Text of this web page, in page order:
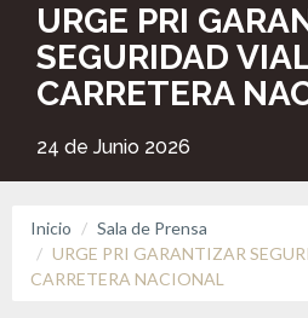
URGE PRI
SEGURIDAD
CARRETERA
24 de Junio 2026
Inicio
Sala de Prensa
URGE PRI GARANTIZAR
CARRETERA NACIONAL